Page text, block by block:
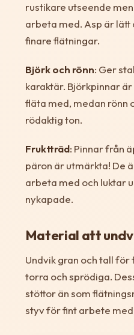
rustikare utseende
arbeta med. Asp är
finare flätningar.
Björk och rönn: Ger
karaktär. Björkpinnar
fläta med, medan rönn
rödaktig ton.
Fruktträd: Pinnar från
päron är utmärkta! De
arbeta med och luktar
nykapade.
Material att
Undvik gran och tall
torra och sprödiga.
stöttor än som
styv för fint arbete med